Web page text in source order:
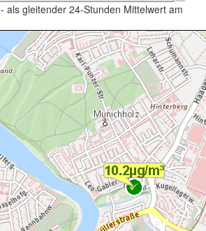
- als gleitender 24-Stunden Mittelwert am